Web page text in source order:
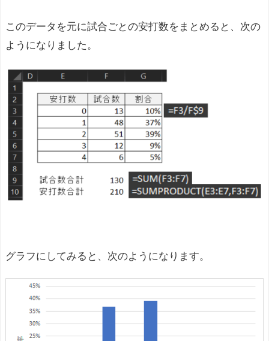
このデータを元に試合ごとの安打数をまとめると、次の
ようになりました。
グラフにしてみると、次のようになります。